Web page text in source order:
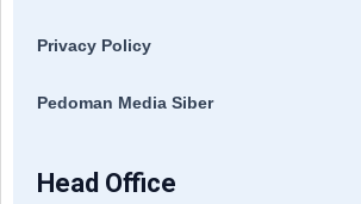
Privacy Policy
Pedoman Media Siber
Head Office